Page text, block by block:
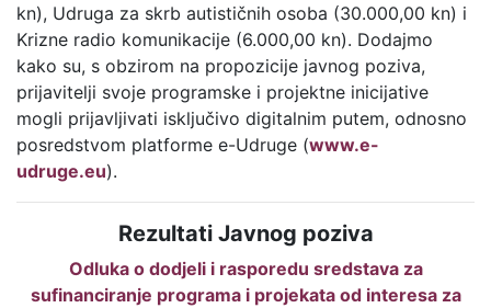
kn), Udruga za skrb autističnih osoba (30.000,00 kn) i
Krizne radio komunikacije (6.000,00 kn). Dodajmo
kako su, s obzirom na propozicije javnog poziva,
prijavitelji svoje programske i projektne inicijative
mogli prijavljivati isključivo digitalnim putem, odnosno
posredstvom platforme e-Udruge (www.e-
udruge.eu).
Rezultati Javnog poziva
Odluka o dodjeli i rasporedu sredstava za
sufinanciranje programa i projekata od interesa za